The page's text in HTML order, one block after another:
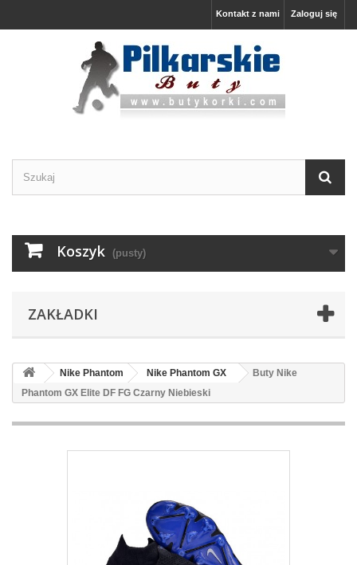
Zaloguj się
Kontakt z nami
Koszyk (pusty)
ZAKŁADKI
Nike Phantom Nike Phantom GX
Buty Nike
Phantom GX Elite DF FG Czarny Niebieski